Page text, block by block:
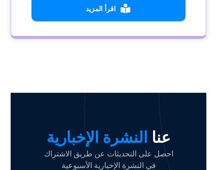
اقرأ المزيد
عنا النشرة الإخبارية
احصل على التحديثات عن طريق الاشتراك
في النشرة الإخبارية الأسبوعية